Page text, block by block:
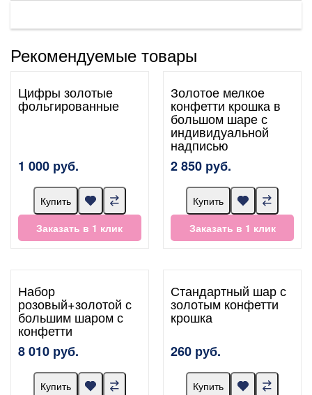
Рекомендуемые товары
Цифры золотые
фольгированные
1 000 руб.
Купить
Заказать в 1 клик
Золотое мелкое
конфетти крошка в
большом шаре с
индивидуальной
надписью
2 850 руб.
Купить
Заказать в 1 клик
Набор
розовый+золотой с
большим шаром с
конфетти
8 010 руб.
Купить
Стандартный шар с
золотым конфетти
крошка
260 руб.
Купить